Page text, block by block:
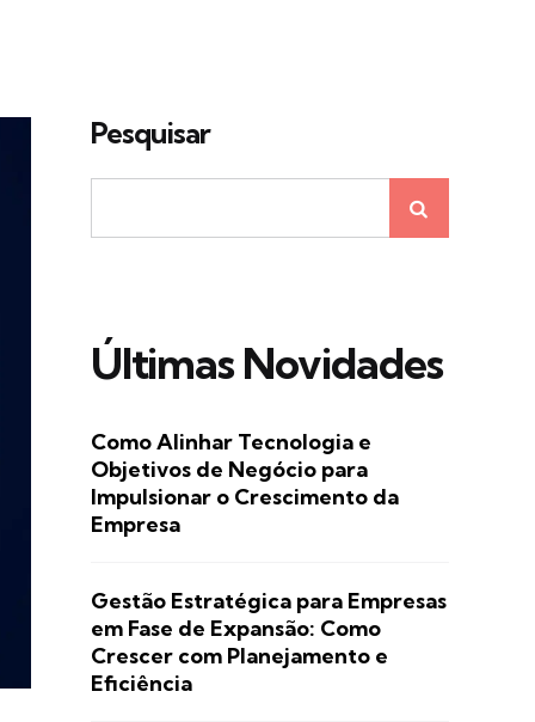
Pesquisar
Últimas Novidades
Como Alinhar Tecnologia e
Objetivos de Negócio para
Impulsionar o Crescimento da
Empresa
Gestão Estratégica para Empresas
em Fase de Expansão: Como
Crescer com Planejamento e
Eficiência